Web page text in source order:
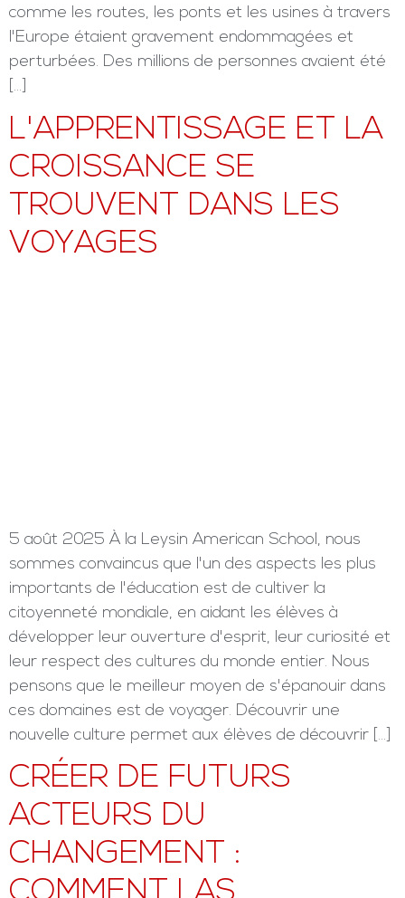
comme les routes, les ponts et les usines à travers
l'Europe étaient gravement endommagées et
perturbées. Des millions de personnes avaient été
[…]
L'APPRENTISSAGE ET LA
CROISSANCE SE
TROUVENT DANS LES
VOYAGES
5 août 2025 À la Leysin American School, nous
sommes convaincus que l'un des aspects les plus
importants de l'éducation est de cultiver la
citoyenneté mondiale, en aidant les élèves à
développer leur ouverture d'esprit, leur curiosité et
leur respect des cultures du monde entier. Nous
pensons que le meilleur moyen de s'épanouir dans
ces domaines est de voyager. Découvrir une
nouvelle culture permet aux élèves de découvrir […]
CRÉER DE FUTURS
ACTEURS DU
CHANGEMENT :